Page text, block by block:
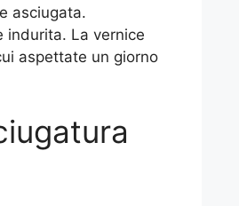
asciugata.
indurita. La vernice
aspettate un giorno